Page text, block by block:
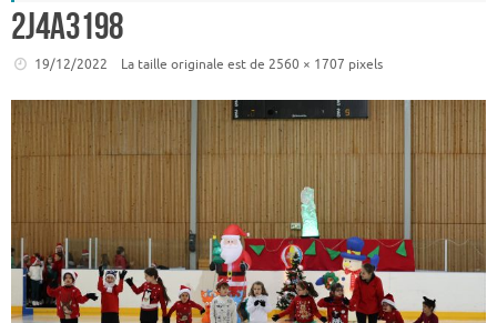
2J4A3198
19/12/2022 La taille originale est de 2560 × 1707 pixels